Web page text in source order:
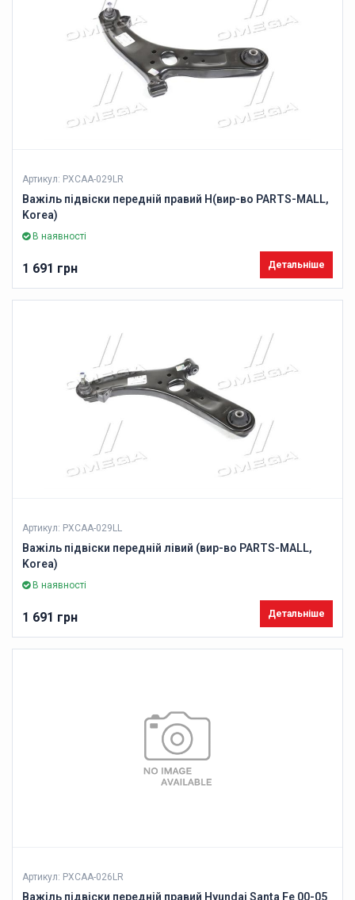
Артикул: PXCAA-029LR
Важіль підвіски передній правий H(вир-во PARTS-MALL,
Korea)
В наявності
1 691 грн Детальніше
Артикул: PXCAA-029LL
Важіль підвіски передній лівий (вир-во PARTS-MALL,
Korea)
В наявності
1 691 грн Детальніше
Артикул: PXCAA-026LR
Важіль підвіски передній правий Hyundai Santa Fe 00-05